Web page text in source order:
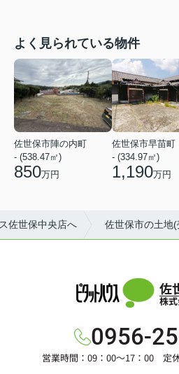
よく見られている物件
佐世保市陣の内町
- (538.47㎡)
850万円
佐世保市早苗町
- (334.97㎡)
1,190万円
佐世保中央店へ 佐世保市の土地
佐
株
0956-
営業時間：09：00～17：00 定